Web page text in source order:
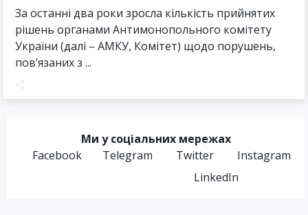
За останні два роки зросла кількість прийнятих
рішень органами Антимонопольного комітету
України (далі – АМКУ, Комітет) щодо порушень,
пов’язаних з ...
Ми у соціальних мережах
Facebook
Telegram Twitter
Instagram
LinkedIn